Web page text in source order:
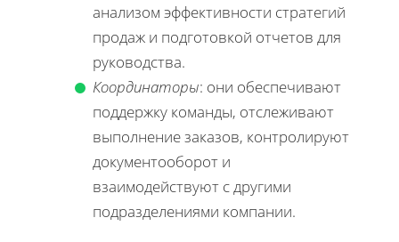
анализом эффективности стратегий
продаж и подготовкой отчетов для
руководства.
Координаторы: они обеспечивают
поддержку команды, отслеживают
выполнение заказов, контролируют
документооборот и
взаимодействуют с другими
подразделениями компании.